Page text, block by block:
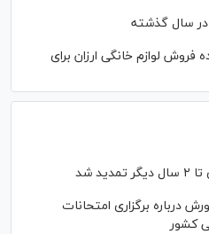
فروش لوازم خانگی ارزان برای
درباره برگزاری امتحانات